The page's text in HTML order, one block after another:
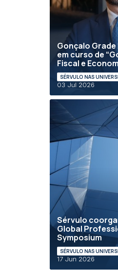
Gonçalo
em curso de
Fiscal e
SÉRVULO NAS
03 Jul 2026
Sérvulo
Global
Symposium
SÉRVULO NAS
17 Jun 2026